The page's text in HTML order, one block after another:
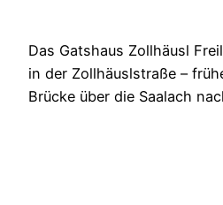
Das Gatshaus Zollhäusl
in der Zollhäuslstraße –
Brücke über die Saalach